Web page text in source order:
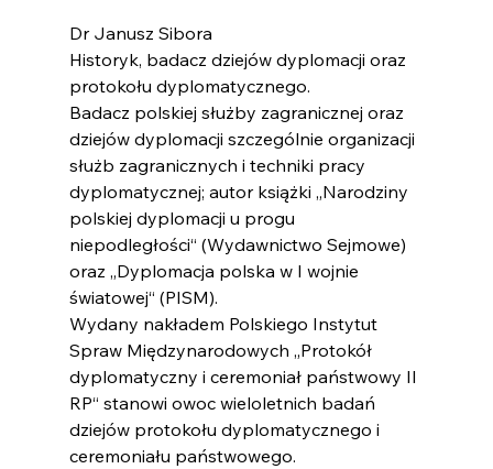
Dr Janusz Sibora
Historyk, badacz dziejów dyplomacji oraz
protokołu dyplomatycznego.
Badacz polskiej służby zagranicznej oraz
dziejów dyplomacji szczególnie organizacji
służb zagranicznych i techniki pracy
dyplomatycznej; autor książki „Narodziny
polskiej dyplomacji u progu
niepodległości“ (Wydawnictwo Sejmowe)
oraz „Dyplomacja polska w I wojnie
światowej“ (PISM).
Wydany nakładem Polskiego Instytut
Spraw Międzynarodowych „Protokół
dyplomatyczny i ceremoniał państwowy II
RP“ stanowi owoc wieloletnich badań
dziejów protokołu dyplomatycznego i
ceremoniału państwowego.